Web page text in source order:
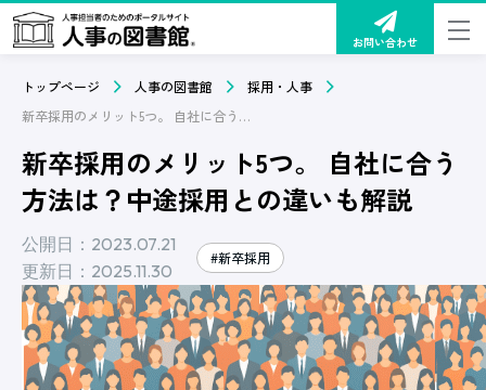
お問い合わせ
トップページ 人事の図書館
採用・人事
新卒採用のメリット5つ。 自社に合う方法は？中途採用との違いも解説
新卒採用のメリット5つ。 自社に合う
方法は？中途採用との違いも解説
公開日：2023.07.21
更新日：2025.11.30
#新卒採用